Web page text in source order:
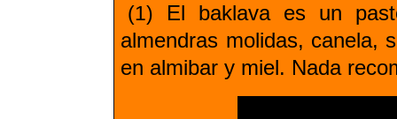
(1) El baklava es un
almendras molidas, canela,
en almibar y miel. Nada